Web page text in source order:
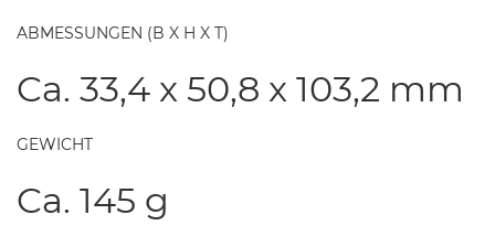
ABMESSUNGEN (B X H X T)
Ca. 33,4 x 50,8 x 103,2 mm
GEWICHT
Ca. 145 g